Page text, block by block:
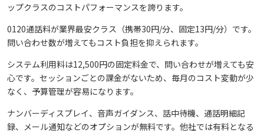
ップクラスのコストパフォーマンスを誇ります。
0120通話料が業界最安クラス（携帯30円/分、固定13円/分）です。
問い合わせ数が増えてもコスト負担を抑えられます。
システム利用料は12,500円の固定料金で、問い合わせが増えても安
心です。セッションごとの課金がないため、毎月のコスト変動が少
なく、予算管理が容易になります。
ナンバーディスプレイ、音声ガイダンス、話中待機、通話明細記
録、メール通知などのオプションが無料です。他社では有料となる